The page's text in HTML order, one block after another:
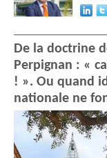
De la doctrine
Perpignan : «
! ». Ou quand
nationale ne